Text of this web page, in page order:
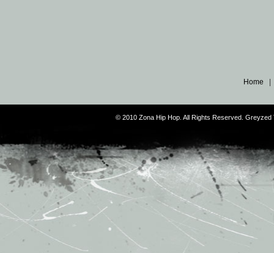
Home
© 2010 Zona Hip Hop. All Rights Reserved.